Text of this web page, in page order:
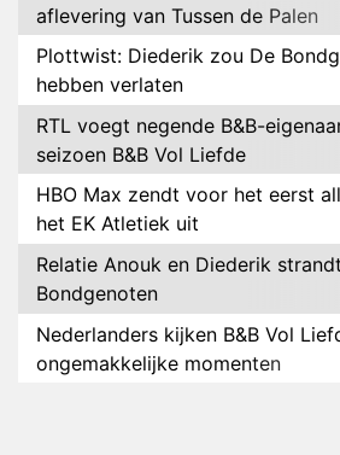
aflevering van Tussen de Palen
Plottwist: Diederik zou De
hebben verlaten
RTL voegt negende B&B-
seizoen B&B Vol Liefde
HBO Max zendt voor het eerst
het EK Atletiek uit
Relatie Anouk en Diederik
Bondgenoten
Nederlanders kijken B&B Vol
ongemakkelijke momenten